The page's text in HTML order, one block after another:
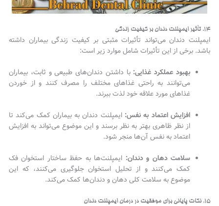
۱۴. تأثیر ایمپلنت دندان بر کیفیت زندگی
ایمپلنت دندان می‌تواند تأثیرات مثبتی بر کیفیت زندگی بیماران داشته
باشد. برخی از این تأثیرات شامل موارد زیر است:
بهبود عملکرد غذایی: با داشتن دندان‌های طبیعی و ثابت، بیماران
می‌توانند به راحتی غذاهای مختلف را مصرف کنند و از خوردن
غذاهای مورد علاقه خود لذت ببرند.
افزایش اعتماد به نفس: ایمپلنت دندان به بیماران کمک می‌کند تا
از نظر ظاهری بهتر به نظر برسند و این موضوع می‌تواند به افزایش
اعتماد به نفس آن‌ها منجر شود.
سلامت دهان و دندان: ایمپلنت‌ها به حفظ ساختار استخوان فک
کمک می‌کنند و از تحلیل استخوان جلوگیری می‌کنند، که این
موضوع به سلامت کلی دهان و دندان‌ها کمک می‌کند.
۱۵. نکات پایانی برای موفقیت در درمان ایمپلنت دندان